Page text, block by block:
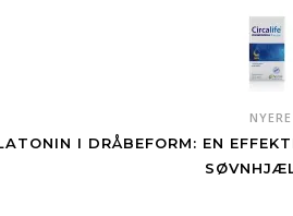
NYERE
I DRÅBEFORM: EN